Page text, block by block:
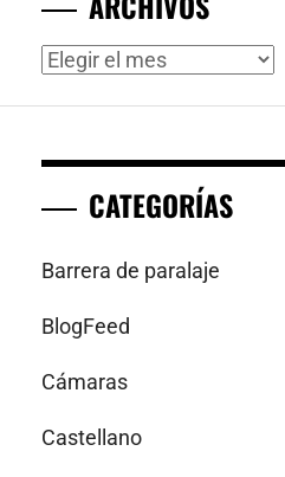
Archivos
CATEGORÍAS
Barrera de paralaje
BlogFeed
Cámaras
Castellano